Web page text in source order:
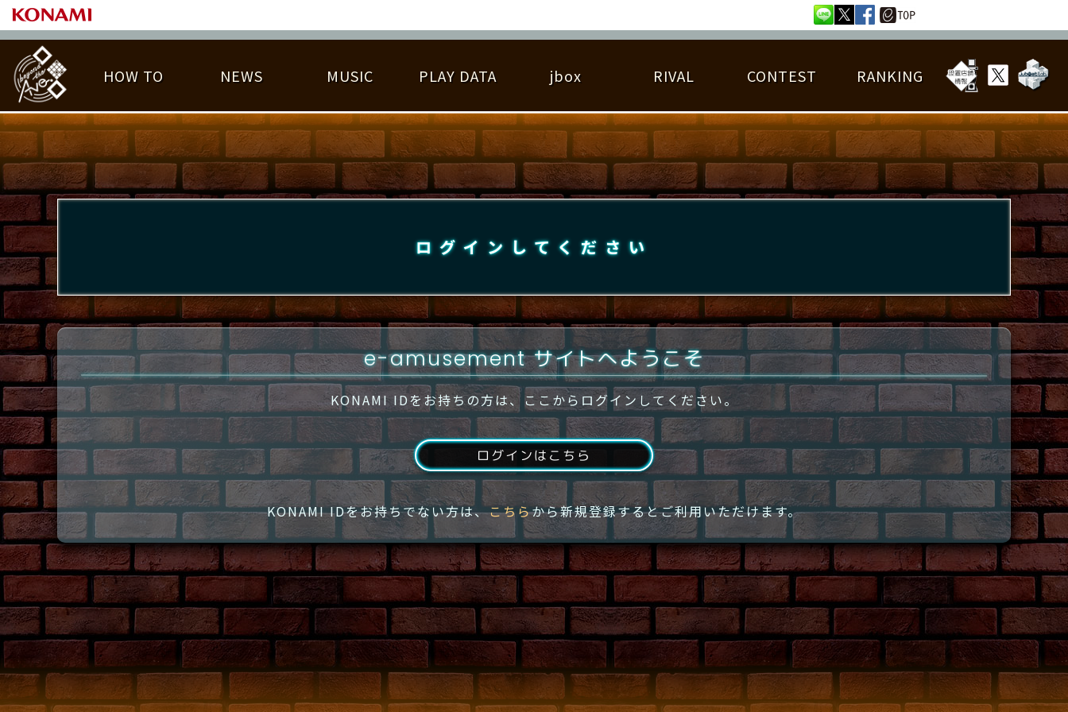
HOW TO
基本の遊び方 遊び方ガイド
NEWS MUSIC
遊べる楽曲 アーティスト紹介
PLAY DATA
PLAY DATA TOP EMBLEM ゆびベル 楽曲データ 詳細楽曲データ
称号 プレー履歴 プレーグラフ ねんごろチャレンジ EDIT譜面
jbox RIVAL
ライバル一覧 逆ライバル一覧 ライバル比較 プレーヤー検索 フレンドリスト
CONTEST
大会参加 大会開催 大会参加情報 大会とは？
RANKING
LICENSE HIT CHART ORIGINAL HIT CHART BEST SCORE RANKING TOTAL BEST SCORE RANKING
ログインしてください
e-amusement サイトへようこそ
KONAMI IDをお持ちの方は、ここからログインしてください。
ログインはこちら
KONAMI IDをお持ちでない方は、こちらから新規登録するとご利用いただけます。